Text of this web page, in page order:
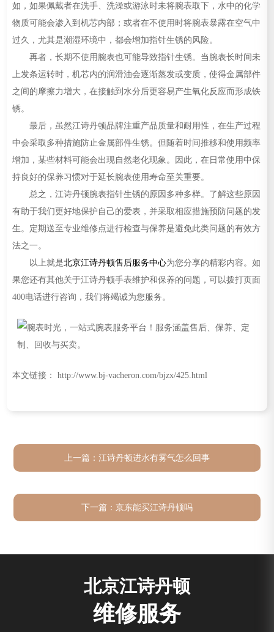
如，如果佩戴者在洗手、洗澡或游泳时未将腕表取下，水中的化学
物质可能会渗入到机芯内部；或者在不使用时将腕表暴露在空气中
过久，尤其是潮湿环境中，都会增加指针生锈的风险。
再者，长期不使用腕表也可能导致指针生锈。当腕表长时间未
上发条运转时，机芯内的润滑油会逐渐蒸发或变质，使得金属部件
之间的摩擦力增大，在接触到水分后更容易产生氧化反应而形成铁
锈。
最后，虽然江诗丹顿品牌注重产品质量和耐用性，在生产过程
中会采取多种措施防止金属部件生锈。但随着时间推移和使用频率
增加，某些材料可能会出现自然老化现象。因此，在日常使用中保
持良好的保养习惯对于延长腕表使用寿命至关重要。
总之，江诗丹顿腕表指针生锈的原因多种多样。了解这些原因
有助于我们更好地保护自己的爱表，并采取相应措施预防问题的发
生。定期送至专业维修点进行检查与保养是避免此类问题的有效方
法之一。
以上就是北京江诗丹顿售后服务中心为您分享的精彩内容。如
果您还有其他关于江诗丹顿手表维护和保养的问题，可以拨打页面
400电话进行咨询，我们将竭诚为您服务。
本文链接： http://www.bj-vacheron.com/bjzx/425.html
上一篇： 江诗丹顿进水有雾气怎么回事
下一篇： 京东能买江诗丹顿吗
北京江诗丹顿
维修服务